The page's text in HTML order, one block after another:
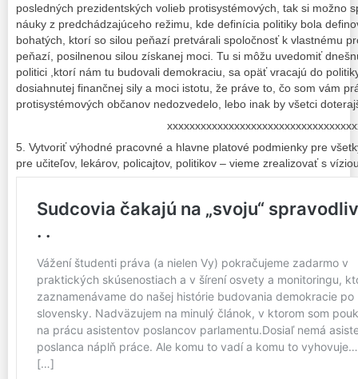
posledných prezidentských volieb protisystémových, tak si možno
náuky z predchádzajúceho režimu, kde definícia politiky bola
bohatých, ktorí so silou peňazí pretvárali spoločnosť k vlastnému
peňazí, posilnenou silou získanej moci. Tu si môžu uvedomiť
politici ,ktorí nám tu budovali demokraciu, sa opäť vracajú do
dosiahnutej finančnej sily a moci istotu, že práve to, čo som vám
protisystémových občanov nedozvedelo, lebo inak by všetci
5. Vytvoriť výhodné pracovné a hlavne platové podmienky pre
pre učiteľov, lekárov, policajtov, politikov – vieme zrealizovať s